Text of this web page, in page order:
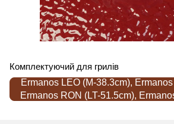
Комплектуючий для грилів
Ermanos LEO (M-38.3cm),
Ermanos RON (LT-51.5cm),